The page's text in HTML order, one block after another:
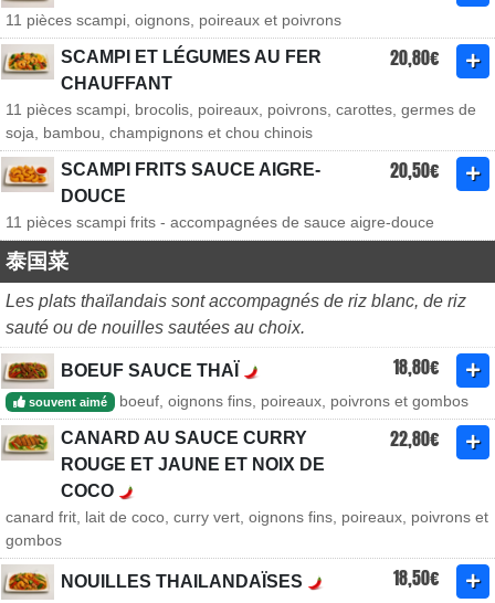
11 pièces scampi, oignons, poireaux et poivrons
SCAMPI ET LÉGUMES AU FER
CHAUFFANT
20,80€
11 pièces scampi, brocolis, poireaux, poivrons, carottes, germes de
soja, bambou, champignons et chou chinois
SCAMPI FRITS SAUCE AIGRE-
DOUCE
20,50€
11 pièces scampi frits - accompagnées de sauce aigre-douce
泰国菜
Les plats thaïlandais sont accompagnés de riz blanc, de riz
sauté ou de nouilles sautées au choix.
BOEUF SAUCE THAÏ 18,80€
souvent aimé boeuf, oignons fins, poireaux, poivrons et gombos
CANARD AU SAUCE CURRY
ROUGE ET JAUNE ET NOIX DE
COCO
22,80€
canard frit, lait de coco, curry vert, oignons fins, poireaux, poivrons et
gombos
NOUILLES THAILANDAÏSES 18,50€